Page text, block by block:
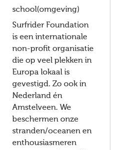
school(omgeving)
Surfrider Foundation
is een internationale
non-profit organisatie
die op veel plekken in
Europa lokaal is
gevestigd. Zo ook in
Nederland én
Amstelveen. We
beschermen onze
stranden/oceanen en
enthousiasmeren